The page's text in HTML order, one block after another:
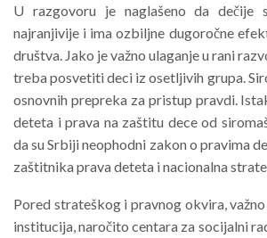
U razgovoru je naglašeno da dečije
najranjivije i ima ozbiljne dugoročne
društva. Jako je važno ulaganje u rani
treba posvetiti deci iz osetljivih grupa.
osnovnih prepreka za pristup pravdi.
deteta i prava na zaštitu dece od
da su Srbiji neophodni zakon o pravima
zaštitnika prava deteta i nacionalna
Pored strateškog i pravnog okvira,
institucija, naročito centara za socijalni